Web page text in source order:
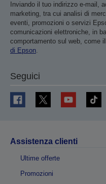
Inviando il tuo indirizzo e-mail,
marketing, tra cui analisi di
eventi, promozioni o servizi
comunicazioni elettroniche, in
comportamento sul web, come
di Epson
Seguici
Assistenza clienti
Ultime offerte
Promozioni